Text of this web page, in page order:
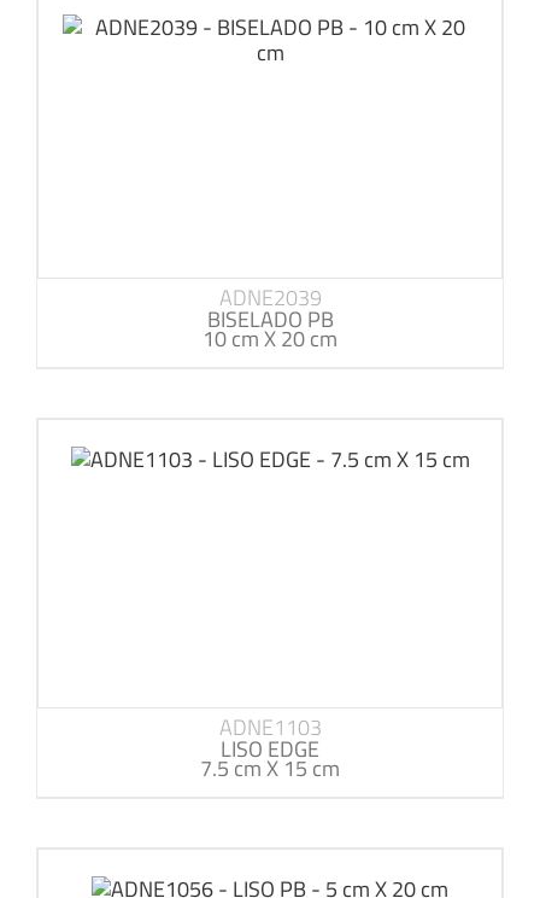
ADNE2039
BISELADO PB
10 cm X 20 cm
ADNE1103
LISO EDGE
7.5 cm X 15 cm